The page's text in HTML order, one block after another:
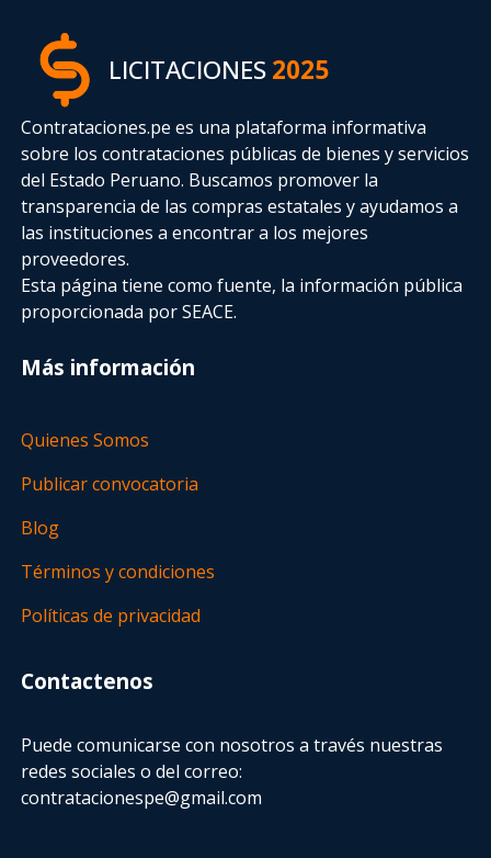
LICITACIONES2025
Contrataciones.pe es una plataforma informativa
sobre los contrataciones públicas de bienes y servicios
del Estado Peruano. Buscamos promover la
transparencia de las compras estatalesy ayudamos a
las instituciones a encontrar a los mejores
proveedores.
Esta página tiene como fuente, la información pública
proporcionada por SEACE.
Más información
Quienes Somos
Publicar convocatoria
Blog
Términos y condiciones
Políticas de privacidad
Contactenos
Puede comunicarse con nosotros a través nuestras
redes sociales o del correo:
contratacionespe@gmail.com